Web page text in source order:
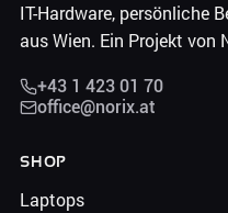
IT-Hardware, persönliche
aus Wien. Ein Projekt von
+43 1 423 01 70
office@norix.at
SHOP
Laptops